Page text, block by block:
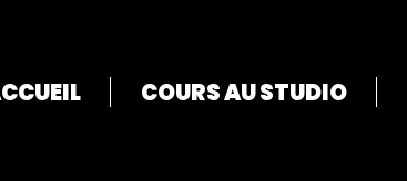
COURS AU STUDIO